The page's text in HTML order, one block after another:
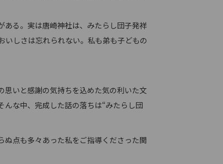
る。実は唐崎神社は、みたらし団子発祥
しさは忘れられない。私も弟も子どもの
いと感謝の気持ちを込めた気の利いた文
な中、完成した話の落ちは“みたらし団
点も多々あった私をご指導くださった関